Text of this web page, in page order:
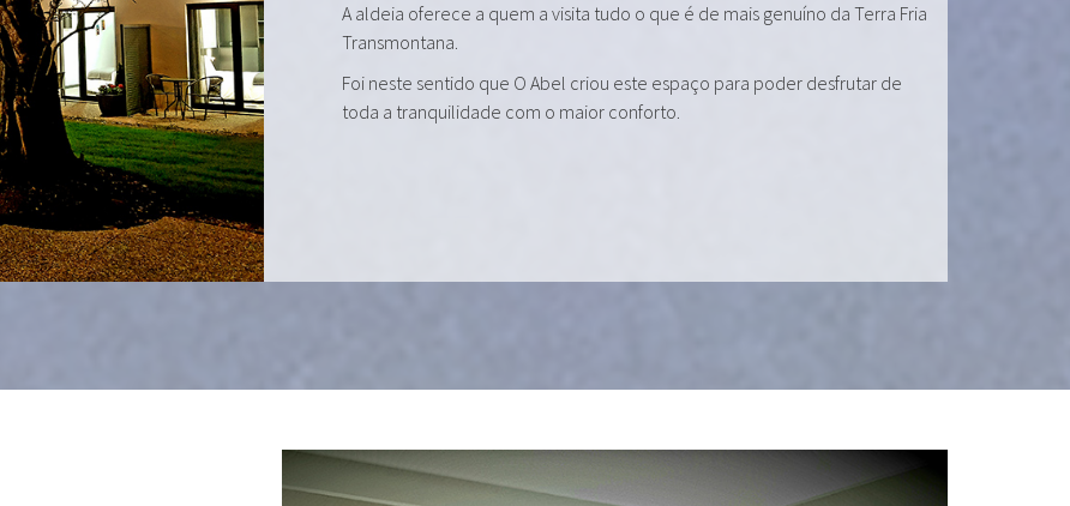
A aldeia oferece a quem a visita tudo o que é de mais genuíno da Terra Fria
Transmontana.
Foi neste sentido que O Abel criou este espaço para poder desfrutar de
toda a tranquilidade com o maior conforto.